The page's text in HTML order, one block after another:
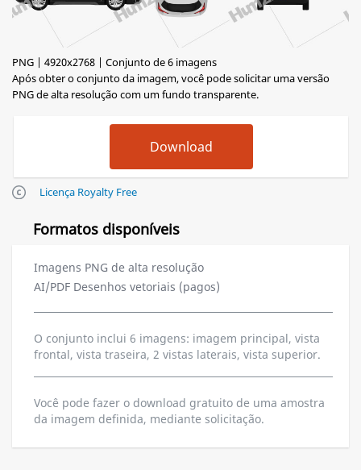
PNG | 4920x2768 | Conjunto de 6 imagens
Após obter o conjunto da imagem, você pode solicitar uma versão
PNG de alta resolução com um fundo transparente.
Licença Royalty Free
Formatos disponíveis
Imagens PNG de alta resolução
AI/PDF Desenhos vetoriais (pagos)
O conjunto inclui 6 imagens: imagem principal, vista
frontal, vista traseira, 2 vistas laterais, vista superior.
Você pode fazer o download gratuito de uma amostra
da imagem definida, mediante solicitação.